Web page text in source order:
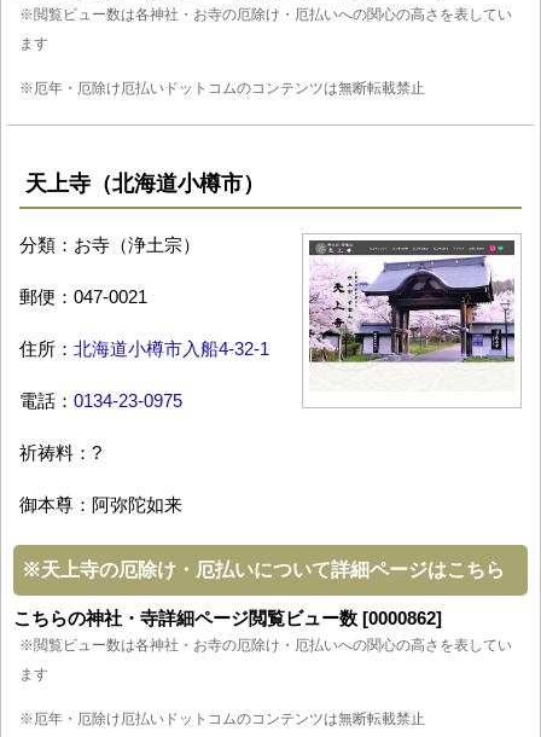
※閲覧ビュー数は各神社・お寺の厄除け・厄払いへの関心の高さを表してい
ます
※厄年・厄除け厄払いドットコムのコンテンツは無断転載禁止
天上寺（北海道小樽市）
分類：お寺（浄土宗）
郵便：047-0021
住所： 北海道小樽市入船4-32-1
電話： 0134-23-0975
祈祷料：?
御本尊：阿弥陀如来
※天上寺の厄除け・厄払いについて詳細ページはこちら
こちらの神社・寺詳細ページ閲覧ビュー数 [0000862]
※閲覧ビュー数は各神社・お寺の厄除け・厄払いへの関心の高さを表してい
ます
※厄年・厄除け厄払いドットコムのコンテンツは無断転載禁止